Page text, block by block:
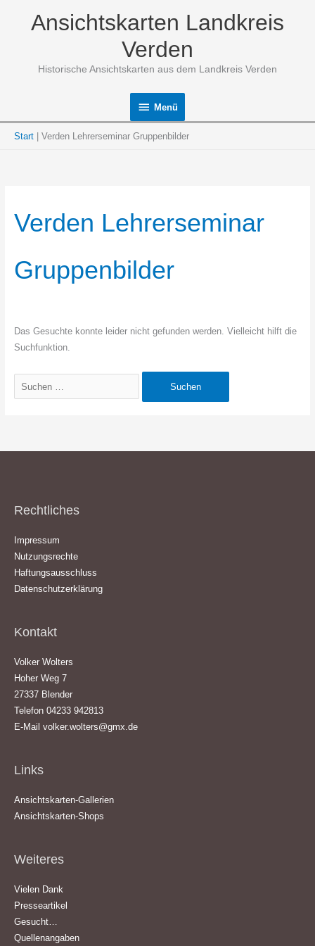
Ansichtskarten Landkreis
Verden
Historische Ansichtskarten aus dem Landkreis Verden
Menü
Menü
Start Verden Lehrerseminar Gruppenbilder
Verden Lehrerseminar
Gruppenbilder
Das Gesuchte konnte leider nicht gefunden werden. Vielleicht hilft die
Suchfunktion.
Rechtliches
Impressum
Nutzungsrechte
Haftungsausschluss
Datenschutzerklärung
Kontakt
Volker Wolters
Hoher Weg 7
27337 Blender
Telefon 04233 942813
E-Mail volker.wolters@gmx.de
Links
Ansichtskarten-Gallerien
Ansichtskarten-Shops
Weiteres
Vielen Dank
Presseartikel
Gesucht…
Quellenangaben